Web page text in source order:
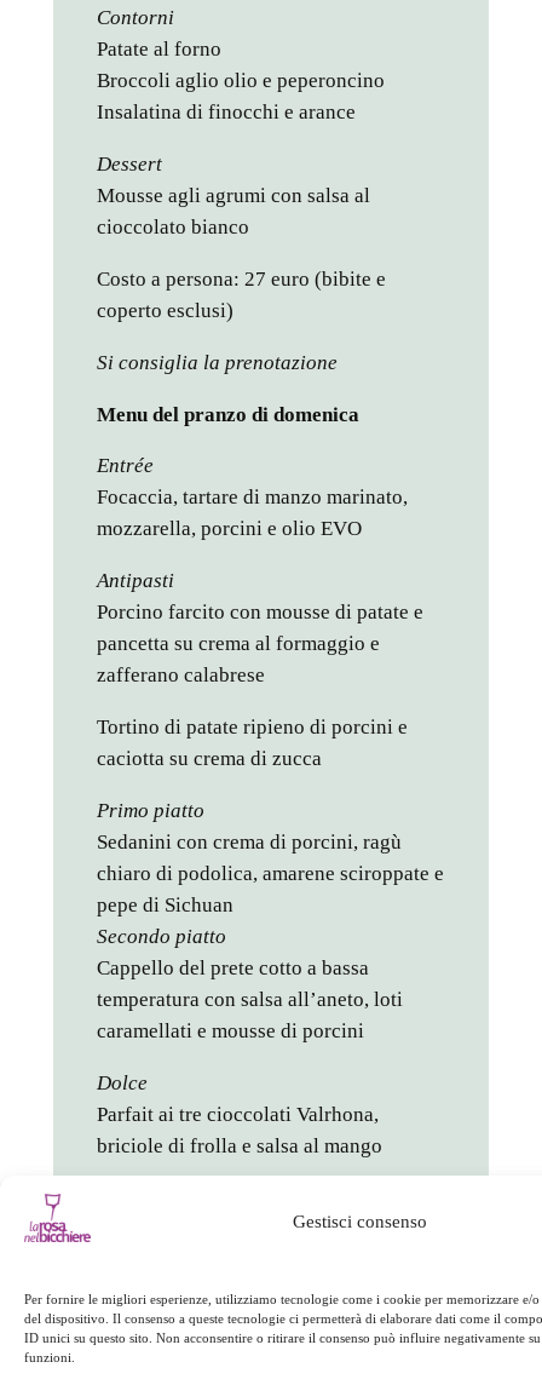
Gestisci consenso
Per fornire le migliori esperienze, utilizziamo tecnologie come i cookie per memorizzare e/
del dispositivo. Il consenso a queste tecnologie ci permetterà di elaborare dati come il
ID unici su questo sito. Non acconsentire o ritirare il consenso può influire negativamente
funzioni.
Contorni
Patate al forno
Broccoli aglio olio e peperoncino
Insalatina di finocchi e arance
Dessert
Mousse agli agrumi con salsa al
cioccolato bianco
Costo a persona: 27 euro (bibite e
coperto esclusi)
Si consiglia la prenotazione
Menu del pranzo di domenica
Entrée
Focaccia, tartare di manzo marinato,
mozzarella, porcini e olio EVO
Antipasti
Porcino farcito con mousse di patate e
pancetta su crema al formaggio e
zafferano calabrese
Tortino di patate ripieno di porcini e
caciotta su crema di zucca
Primo piatto
Sedanini con crema di porcini, ragù
chiaro di podolica, amarene sciroppate e
pepe di Sichuan
Secondo piatto
Cappello del prete cotto a bassa
temperatura con salsa all’aneto, loti
caramellati e mousse di porcini
Dolce
Parfait ai tre cioccolati Valrhona,
briciole di frolla e salsa al mango
inAppuntamenti